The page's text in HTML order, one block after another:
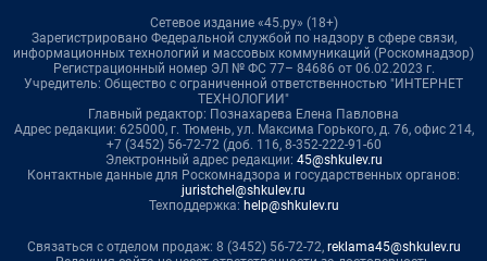
Сетевое издание «45.ру» (18+)
Зарегистрировано Федеральной службой по надзору в сфере связи,
информационных технологий и массовых коммуникаций (Роскомнадзор)
Регистрационный номер ЭЛ № ФС 77– 84686 от 06.02.2023 г.
Учредитель: Общество с ограниченной ответственностью "ИНТЕРНЕТ
ТЕХНОЛОГИИ"
Главный редактор: Познахарева Елена Павловна
Адрес редакции: 625000, г. Тюмень, ул. Максима Горького, д. 76, офис 214,
+7 (3452) 56-72-72 (доб. 116, 8-352-222-91-60
Электронный адрес редакции: 45@shkulev.ru
Контактные данные для Роскомнадзора и государственных органов:
juristchel@shkulev.ru
Техподдержка: help@shkulev.ru
Связаться с отделом продаж: 8 (3452) 56-72-72, reklama45@shkulev.ru